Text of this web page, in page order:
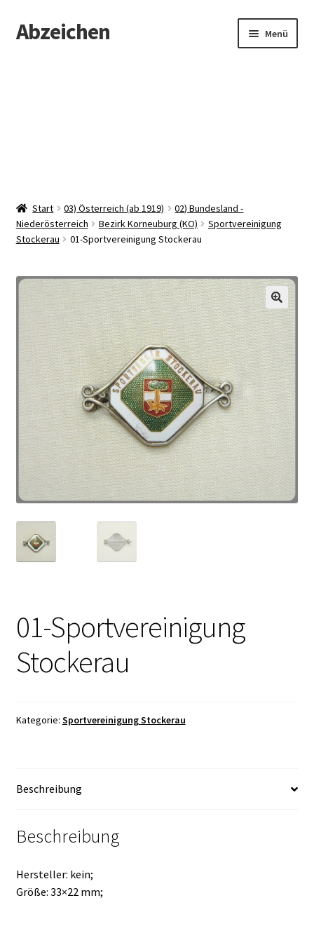
Zur
Navigation
Zum
Inhalt
Abzeichen Menü
Start 03) Österreich (ab 1919)
02) Bundesland -
Niederösterreich
Bezirk Korneuburg (KO)
Sportvereinigung
Stockerau
01-Sportvereinigung Stockerau
01-Sportvereinigung
Stockerau
Kategorie: Sportvereinigung Stockerau
Beschreibung
Beschreibung
Hersteller: kein;
Größe: 33×22 mm;